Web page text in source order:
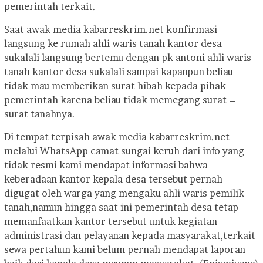
pemerintah terkait.
Saat awak media kabarreskrim.net konfirmasi
langsung ke rumah ahli waris tanah kantor desa
sukalali langsung bertemu dengan pk antoni ahli waris
tanah kantor desa sukalali sampai kapanpun beliau
tidak mau memberikan surat hibah kepada pihak
pemerintah karena beliau tidak memegang surat –
surat tanahnya.
Di tempat terpisah awak media kabarreskrim.net
melalui WhatsApp camat sungai keruh dari info yang
tidak resmi kami mendapat informasi bahwa
keberadaan kantor kepala desa tersebut pernah
digugat oleh warga yang mengaku ahli waris pemilik
tanah,namun hingga saat ini pemerintah desa tetap
memanfaatkan kantor tersebut untuk kegiatan
administrasi dan pelayanan kepada masyarakat,terkait
sewa pertahun kami belum pernah mendapat laporan